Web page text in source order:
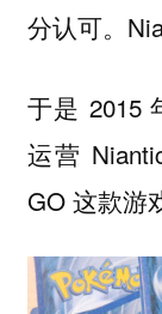
分认可。
于是 2015
运营
GO 这款游